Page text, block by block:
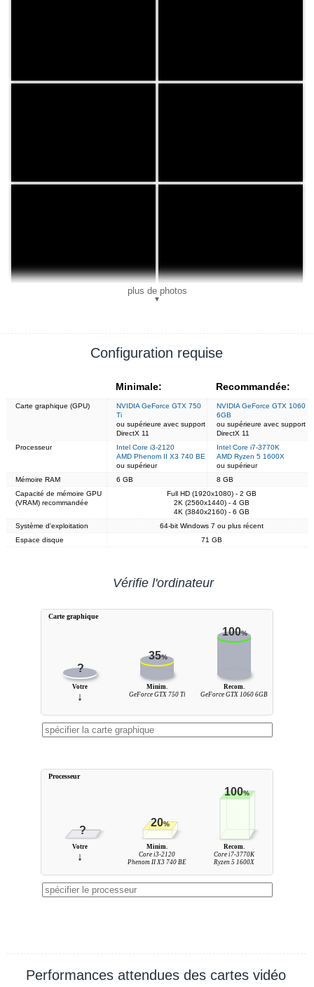
plus de photos
▼
Configuration requise
Minimale: Recommandée:
Carte graphique (GPU)
NVIDIA GeForce GTX 750
Ti
ou supérieure avec support
DirectX 11
NVIDIA GeForce GTX 1060
6GB
ou supérieure avec support
DirectX 11
Processeur
Intel Core i3-2120
AMD Phenom II X3 740 BE
ou supérieur
Intel Core i7-3770K
AMD Ryzen 5 1600X
ou supérieur
Mémoire RAM
6 GB
8 GB
Capacité de mémoire GPU
(VRAM) recommandée
Full HD (1920x1080) - 2 GB
2K (2560x1440) - 4 GB
4K (3840x2160) - 6 GB
Système d'exploitation
64-bit Windows 7 ou plus récent
Espace disque
71 GB
Vérifie l'ordinateur
?
35%
100%
Votre
↓
Minim.
GeForce GTX 750 Ti
Recom.
GeForce GTX 1060 6GB
Carte graphique
?
20%
100%
Votre
↓
Minim.
Core i3-2120
Phenom II X3 740 BE
Recom.
Core i7-3770K
Ryzen 5 1600X
Processeur
Performances attendues des cartes vidéo